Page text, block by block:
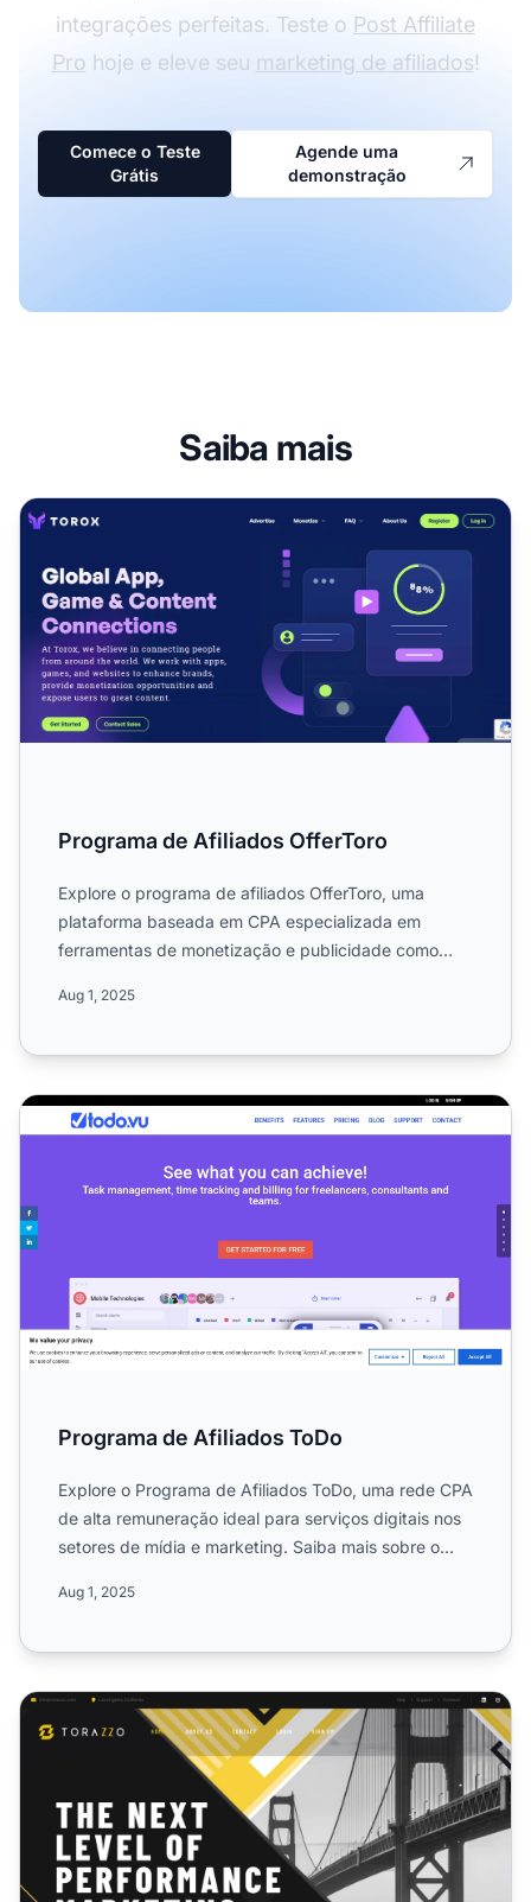
integrações perfeitas. Teste o Post Affiliate
Pro hoje e eleve seu marketing de afiliados!
Comece o Teste
Grátis
Agende uma
demonstração
Saiba mais
Programa de Afiliados OfferToro
Programa de Afiliados OfferToro
Explore o programa de afiliados OfferToro, uma
plataforma baseada em CPA especializada em
ferramentas de monetização e publicidade como
Aug 1, 2025
Programa de Afiliados ToDo
Programa de Afiliados ToDo
Explore o Programa de Afiliados ToDo, uma rede CPA
de alta remuneração ideal para serviços digitais nos
setores de mídia e marketing. Saiba mais sobre o
Aug 1, 2025
Programa de Afiliados Torazzo